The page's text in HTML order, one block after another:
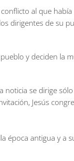
al que
dirigentes de su
y deciden la
se dirige
Jesús
época antigua y a